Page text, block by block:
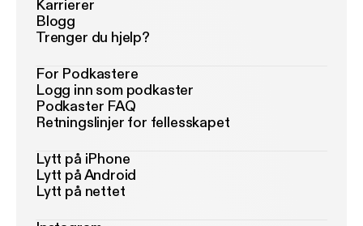
Karrierer
Blogg
Trenger du hjelp?
For Podkastere
Logg inn som podkaster
Podkaster FAQ
Retningslinjer for fellesskapet
Lytt på iPhone
Lytt på Android
Lytt på nettet